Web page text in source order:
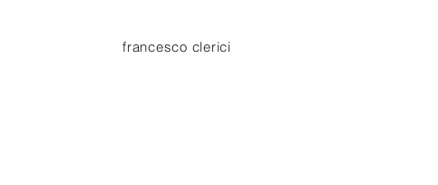
francesco clerici